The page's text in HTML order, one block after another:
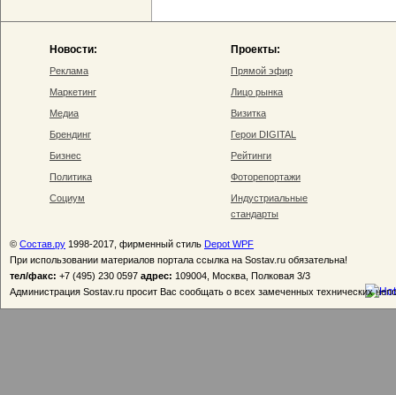
Новости:
Реклама
Маркетинг
Медиа
Брендинг
Бизнес
Политика
Социум
Проекты:
Прямой эфир
Лицо рынка
Визитка
Герои DIGITAL
Рейтинги
Фоторепортажи
Индустриальные
стандарты
© Состав.ру 1998-2017, фирменный стиль Depot WPF
При использовании материалов портала ссылка на Sostav.ru обязательна!
тел/факс: +7 (495) 230 0597 адрес: 109004, Москва, Полковая 3/3
Администрация Sostav.ru просит Вас сообщать о всех замеченных технических